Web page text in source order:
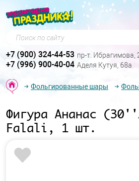
Поиск по сайту
+7 (900) 324-44-53 пр-т. Ибрагимова,
+7 (996) 900-40-04 Аделя Кутуя, 68а
Фольгированные шары
Фигура Ананас
Falali, 1 шт.